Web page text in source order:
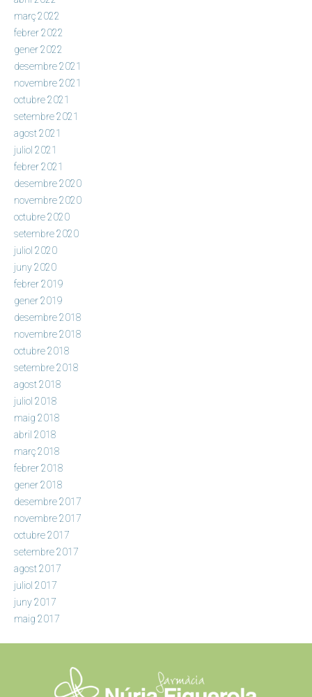
març 2022
febrer 2022
gener 2022
desembre 2021
novembre 2021
octubre 2021
setembre 2021
agost 2021
juliol 2021
febrer 2021
desembre 2020
novembre 2020
octubre 2020
setembre 2020
juliol 2020
juny 2020
febrer 2019
gener 2019
desembre 2018
novembre 2018
octubre 2018
setembre 2018
agost 2018
juliol 2018
maig 2018
abril 2018
març 2018
febrer 2018
gener 2018
desembre 2017
novembre 2017
octubre 2017
setembre 2017
agost 2017
juliol 2017
juny 2017
maig 2017